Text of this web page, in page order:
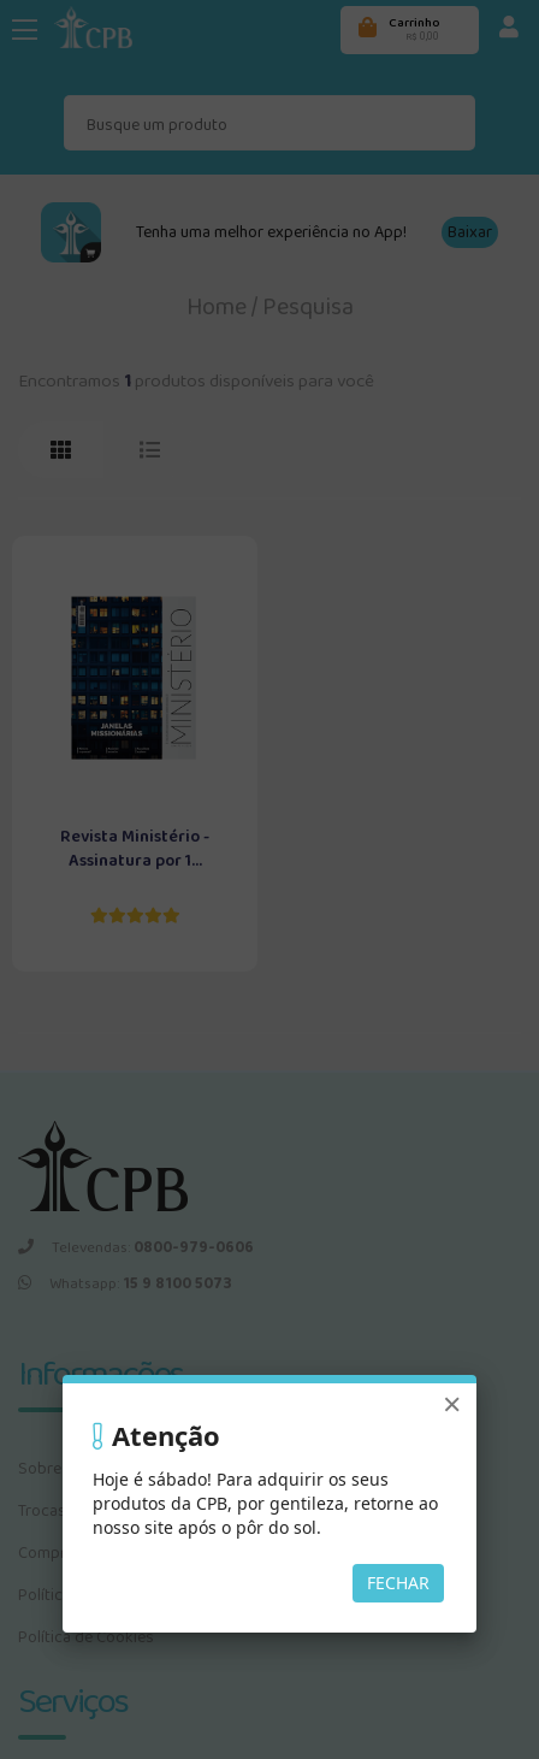
Carrinho
R$ 0,00
Tenha uma melhor experiência no App! Baixar
Home/Pesquisa
Encontramos 1produtos disponíveis para você
Revista Ministério -
Assinatura por 1...
Televendas: 0800-979-0606
Whatsapp: 15 9 8100 5073
Informações
Sobre Nós
Trocas e Devoluções
Compras e Pedidos
Política de Privacidade
Política de Cookies
Serviços
×
Atenção
Hoje é sábado! Para adquirir os seus
produtos da CPB, por gentileza, retorne ao
nosso site após o pôr do sol.
FECHAR